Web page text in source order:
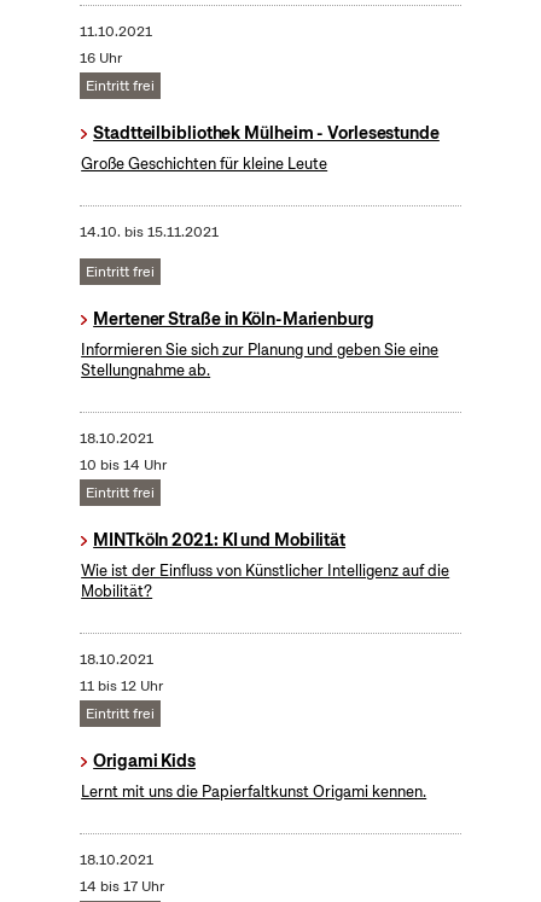
11.10.2021
16 Uhr
Eintritt frei
Stadtteilbibliothek Mülheim - Vorlesestunde
Große Geschichten für kleine Leute
14.10. bis15.11.2021
Eintritt frei
Mertener Straße in Köln-Marienburg
Informieren Sie sich zur Planung und geben Sie eine
Stellungnahme ab.
18.10.2021
10 bis 14 Uhr
Eintritt frei
MINTköln 2021: KI und Mobilität
Wie ist der Einfluss von Künstlicher Intelligenz auf die
Mobilität?
18.10.2021
11 bis 12 Uhr
Eintritt frei
Origami Kids
Lernt mit uns die Papierfaltkunst Origami kennen.
18.10.2021
14 bis 17 Uhr